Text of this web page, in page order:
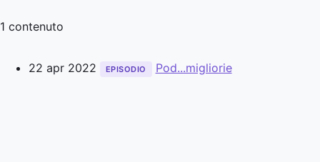
1 contenuto
22 apr 2022 EPISODIO Pod...migliorie